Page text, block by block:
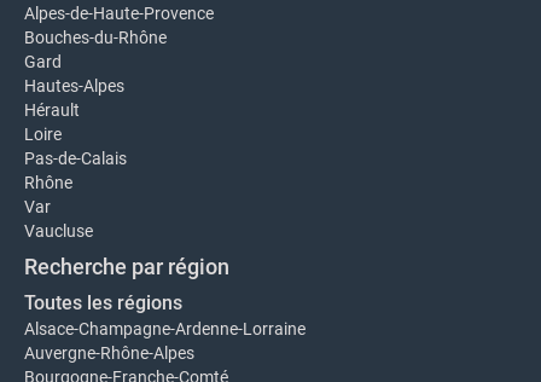
Alpes-de-Haute-Provence
Bouches-du-Rhône
Gard
Hautes-Alpes
Hérault
Loire
Pas-de-Calais
Rhône
Var
Vaucluse
Recherche par région
Toutes les régions
Alsace-Champagne-Ardenne-Lorraine
Auvergne-Rhône-Alpes
Bourgogne-Franche-Comté